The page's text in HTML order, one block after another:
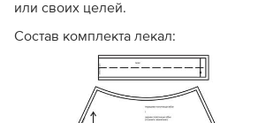
или своих целей.
Состав комплекта лекал: